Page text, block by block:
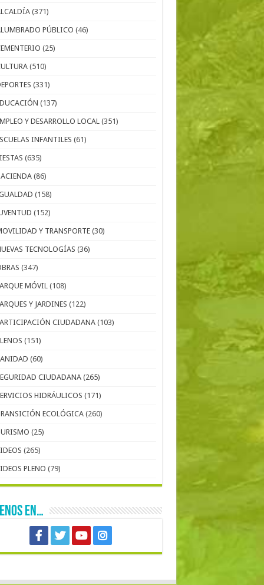
(371)
PÚBLICO (46)
(25)
(510)
(331)
(137)
Y DESARROLLO LOCAL (351)
INFANTILES (61)
(635)
(86)
(158)
(152)
Y TRANSPORTE (30)
TECNOLOGÍAS (36)
(347)
MÓVIL (108)
Y JARDINES (122)
CIUDADANA (103)
(151)
(60)
CIUDADANA (265)
HIDRÁULICOS (171)
ECOLÓGICA (260)
(25)
(265)
PLENO (79)
EN…